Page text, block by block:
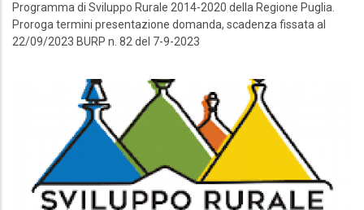
Programma di Sviluppo Rurale 2014-2020 della Regione Puglia.
Proroga termini presentazione domanda, scadenza fissata al
22/09/2023 BURP n. 82 del 7-9-2023